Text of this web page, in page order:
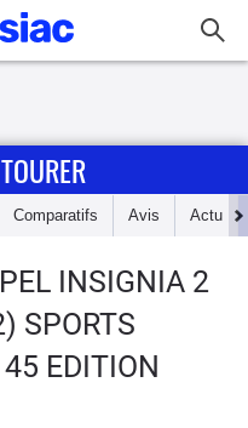
Comparatifs Avis Actu
INSIGNIA 2
SPORTS
EDITION